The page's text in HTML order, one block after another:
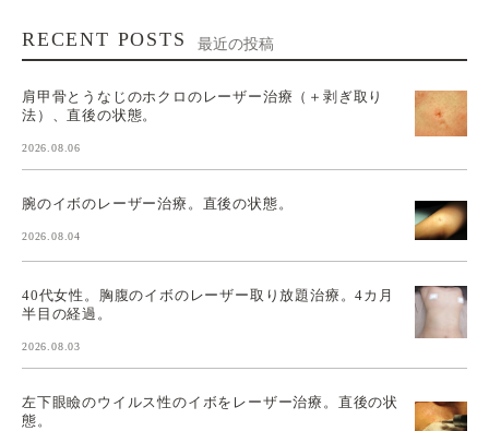
RECENT POSTS 最近の投稿
肩甲骨とうなじのホクロのレーザー治療（＋剥ぎ取り
法）、直後の状態。
2026.08.06
腕のイボのレーザー治療。直後の状態。
2026.08.04
40代女性。胸腹のイボのレーザー取り放題治療。4カ月
半目の経過。
2026.08.03
左下眼瞼のウイルス性のイボをレーザー治療。直後の状
態。